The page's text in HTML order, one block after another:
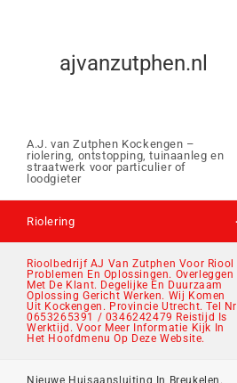
ajvanzutphen.nl
A.J. van Zutphen Kockengen –
riolering, ontstopping, tuinaanleg en
straatwerk voor particulier of
loodgieter
Riolering
Rioolbedrijf AJ Van Zutphen Voor Riool
Problemen En Oplossingen. Overleggen
Met De Klant. Degelijke En Duurzaam
Oplossing Gericht Werken. Wij Komen
Uit Kockengen. Provincie Utrecht. Tel Nr
0653265391 / 0346242479 Reistijd Is
Werktijd. Voor Meer Informatie Kijk In
Het Hoofdmenu Op Deze Website.
Nieuwe Huisaansluiting In Breukelen.